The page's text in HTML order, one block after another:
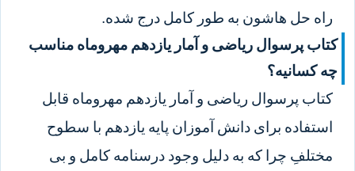
راه حل هاشون به طور کامل درج شده.
کتاب پرسوال ریاضی و آمار یازدهم مهروماه مناسب
چه کسانیه؟
کتاب پرسوال ریاضی و آمار یازدهم مهروماه قابل
استفاده برای دانش آموزان پایه یازدهم با سطوح
مختلفِ چرا که به دلیل وجود درسنامه کامل و بی